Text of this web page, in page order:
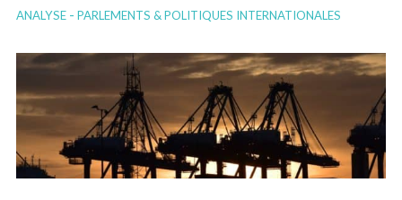
ANALYSE - PARLEMENTS & POLITIQUES INTERNATIONALES